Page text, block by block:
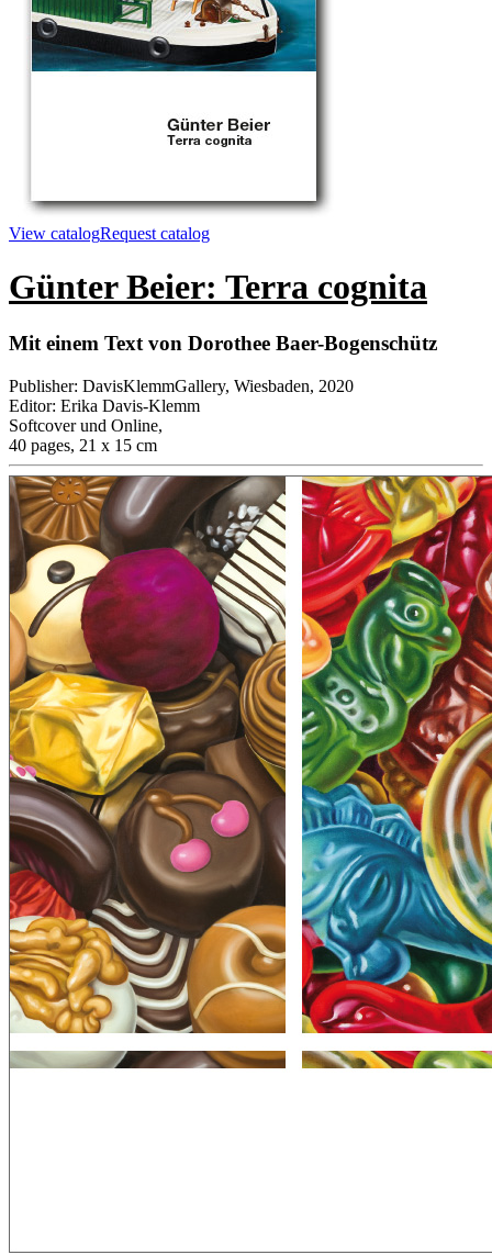
View catalogRequest catalog
Günter Beier: Terra cognita
Mit einem Text von Dorothee Baer-Bogenschütz
Publisher: DavisKlemmGallery, Wiesbaden, 2020
Editor: Erika Davis-Klemm
Softcover und Online,
40 pages, 21 x 15 cm